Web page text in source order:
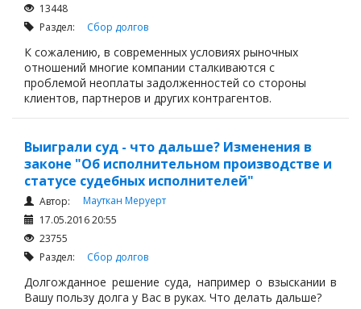
13448
Раздел: Сбор долгов
К сожалению, в современных условиях рыночных
отношений многие компании сталкиваются с
проблемой неоплаты задолженностей со стороны
клиентов, партнеров и других контрагентов.
Выиграли суд - что дальше? Изменения в
законе "Об исполнительном производстве и
статусе судебных исполнителей"
Автор:
Мауткан Меруерт
17.05.2016 20:55
23755
Раздел: Сбор долгов
Долгожданное решение суда, например о взыскании в
Вашу пользу долга у Вас в руках. Что делать дальше?